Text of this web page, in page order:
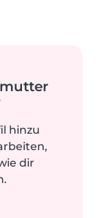
hinzu
dir